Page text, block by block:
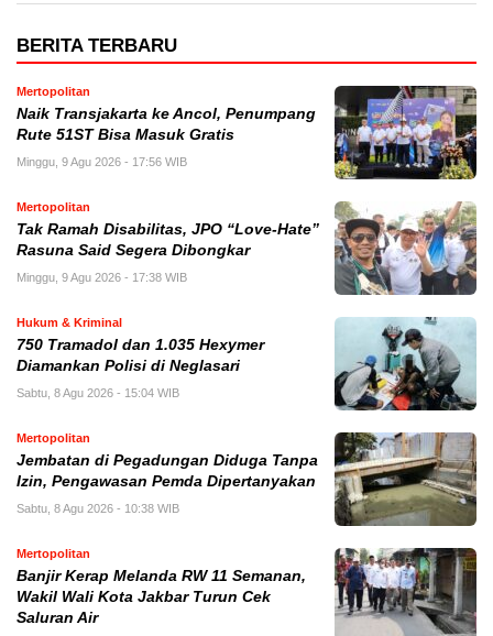
BERITA TERBARU
Mertopolitan
Naik Transjakarta ke Ancol, Penumpang
Rute 51ST Bisa Masuk Gratis
Minggu, 9 Agu 2026 - 17:56 WIB
Mertopolitan
Tak Ramah Disabilitas, JPO “Love-Hate”
Rasuna Said Segera Dibongkar
Minggu, 9 Agu 2026 - 17:38 WIB
Hukum & Kriminal
750 Tramadol dan 1.035 Hexymer
Diamankan Polisi di Neglasari
Sabtu, 8 Agu 2026 - 15:04 WIB
Mertopolitan
Jembatan di Pegadungan Diduga Tanpa
Izin, Pengawasan Pemda Dipertanyakan
Sabtu, 8 Agu 2026 - 10:38 WIB
Mertopolitan
Banjir Kerap Melanda RW 11 Semanan,
Wakil Wali Kota Jakbar Turun Cek
Saluran Air